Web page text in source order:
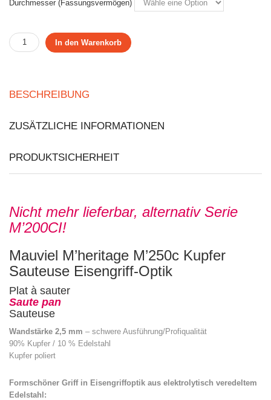
Durchmesser (Fassungsvermögen)
In den Warenkorb
BESCHREIBUNG
ZUSÄTZLICHE INFORMATIONEN
PRODUKTSICHERHEIT
Nicht mehr lieferbar, alternativ Serie
M’200CI!
Mauviel M’heritage M’250c Kupfer
Sauteuse Eisengriff-Optik
Plat à sauter
Saute pan
Sauteuse
Wandstärke 2,5 mm – schwere Ausführung/Profiqualität
90% Kupfer / 10 % Edelstahl
Kupfer poliert
Formschöner Griff in Eisengriffoptik aus elektrolytisch veredeltem
Edelstahl: